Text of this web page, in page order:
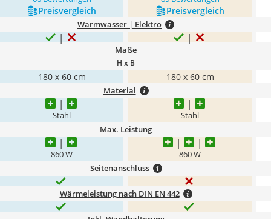
Preis­vergleich Preis­vergleich
Warmwasser | Elektro
Maße
H x B
180 x 60 cm 180 x 60 cm
Material
Stahl Stahl
Max. Leistung
860 W 860 W
Seitenanschluss
Wärmeleistung nach DIN EN 442